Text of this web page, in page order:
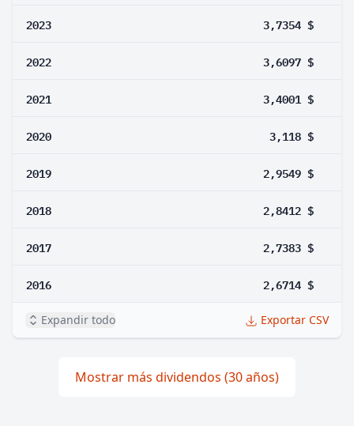
2023 3,7354 $
2022 3,6097 $
2021 3,4001 $
2020 3,118 $
2019 2,9549 $
2018 2,8412 $
2017 2,7383 $
2016 2,6714 $
Expandir todo Exportar CSV
Mostrar más dividendos (30 años)